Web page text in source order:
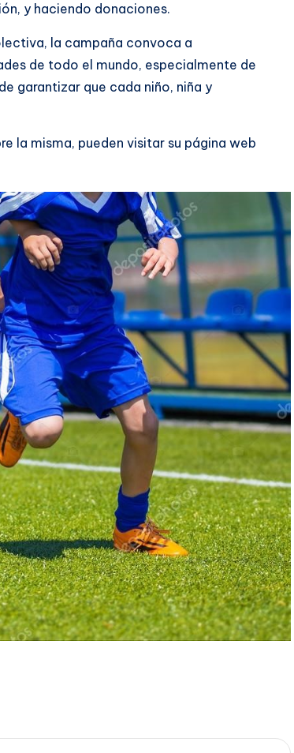
y haciendo donaciones.
la campaña convoca a
de todo el mundo, especialmente de
garantizar que cada niño, niña y
la misma, pueden visitar su página web